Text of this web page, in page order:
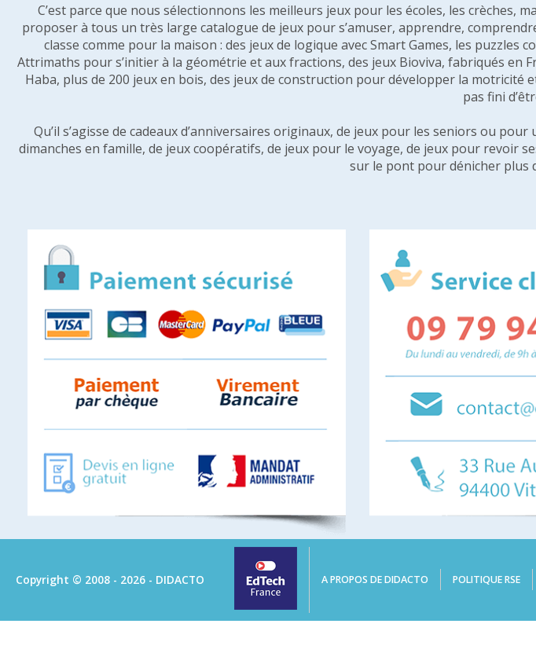
C’est parce que nous sélectionnons les meilleurs jeux pour les écoles, les crèches,
proposer à tous un très large catalogue de jeux pour s’amuser, apprendre,
classe comme pour la maison : des jeux de logique avec Smart Games, les
Attrimaths pour s’initier à la géométrie et aux fractions, des jeux Bioviva, fabriqués en
Haba, plus de 200 jeux en bois, des jeux de construction pour développer la motricité
pas fini
Qu’il s’agisse de cadeaux d’anniversaires originaux, de jeux pour les seniors ou
dimanches en famille, de jeux coopératifs, de jeux pour le voyage, de jeux pour revoir
sur le pont pour dénicher plus
Copyright © 2008 - 2026 - DIDACTO A PROPOS DE DIDACTO POLITIQUE RSE